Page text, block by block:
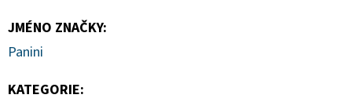
JMÉNO ZNAČKY:
Panini
KATEGORIE: